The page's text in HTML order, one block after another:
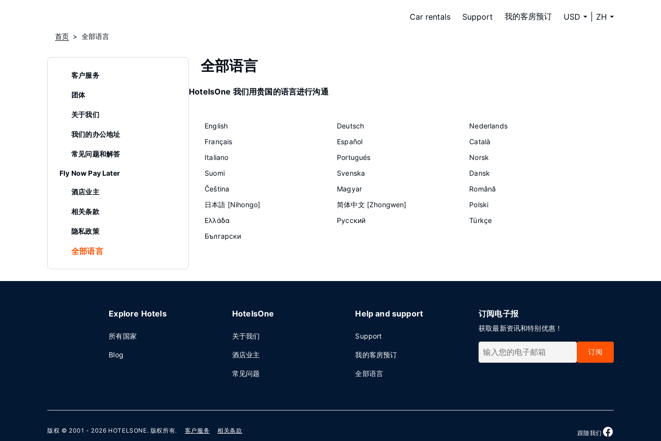
Car rentals Support 我的客房预订 USD ZH
首页 全部语言
客户服务
团体
关于我们
我们的办公地址
常见问题和解答
Fly Now Pay Later
酒店业主
相关条款
隐私政策
全部语言
全部语言
HotelsOne 我们用贵国的语言进行沟通
English Deutsch
Nederlands
Français
Español
Català
Italiano
Portugués
Norsk
Suomi
Svenska
Dansk
Čeština
Magyar
Română
日本語 [Nihongo]
简体中文 [Zhongwen]
Polski
Ελλάδα
Русский
Türkçe
Български
Explore Hotels
所有国家
Blog
HotelsOne
关于我们
酒店业主
常见问题
Help and support
Support
我的客房预订
全部语言
订阅电子报
获取最新资讯和特别优惠！
订阅
版权 © 2001 - 2026 HOTELSONE. 版权所有. 客户服务 相关条款 跟随我们